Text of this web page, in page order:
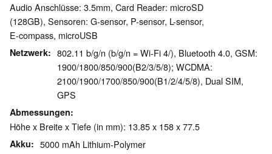
Audio Anschlüsse: 3.5mm, Card Reader: microSD
(128GB), Sensoren: G-sensor, P-sensor, L-sensor,
E-compass, microUSB
Netzwerk
802.11 b/g/n (b/g/n = Wi-Fi 4/), Bluetooth 4.0, GSM:
1900/1800/850/900(B2/3/5/8); WCDMA:
2100/1900/1700/850/900(B1/2/4/5/8), Dual SIM,
GPS
Abmessungen
Höhe x Breite x Tiefe (in mm): 13.85 x 158 x 77.5
Akku 5000 mAh Lithium-Polymer